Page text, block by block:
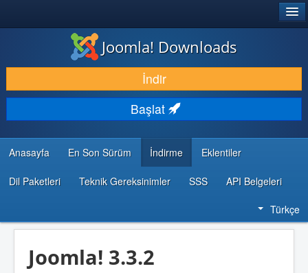
İNDIR & GENIŞLET
KEŞFET & ÖĞREN
TOPLULUK & DESTEK
GELIŞTIRICI KAYNAKLARI
Joomla! Downloads
İndir
Başlat
Anasayfa En Son Sürüm İndirme Eklentiler
Dil Paketleri Teknik Gereksinimler SSS API Belgeleri
Türkçe
Joomla! 3.3.2